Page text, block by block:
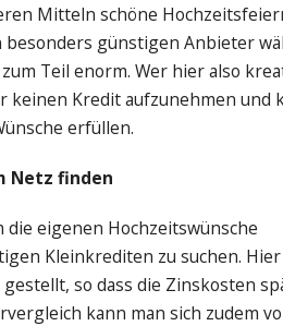
Mitteln schöne
günstigen Anbieter
Teil enorm. Wer hier also
keinen Kredit aufzunehmen und
erfüllen.
Netz finden
eigenen Hochzeitswünsche
Kleinkrediten zu suchen. Hier
so dass die Zinskosten
kann man sich zudem